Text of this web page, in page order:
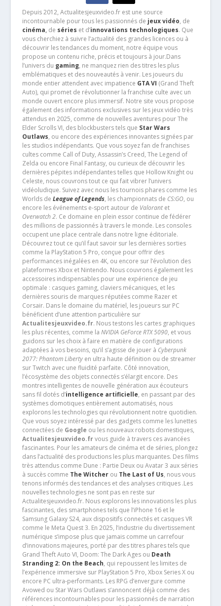
Depuis 2012, Actualitesjeuxvideo.fr est une source
incontournable pour tous les passionnés de jeux vidéo, de
cinéma,de séries et d’innovations technologiques. Que
vous cherchiez à suivre l’actualité des grandes licences ou à
découvrir les tendances du moment, notre équipe vous
propose un contenu riche, précis et toujours à jour.Dans
l’univers du gaming, ne manquez rien des titres les plus
emblématiques et des nouveautés à venir. Les joueurs du
monde entier attendent avec impatience GTA VI (Grand Theft
Auto), qui promet de révolutionner la franchise culte avec un
monde ouvert encore plus immersif. Notre site vous propose
également des informations exclusives sur les jeux vidéo très
attendus en 2025, comme de nouvelles aventures pour The
Elder Scrolls VI, des blockbusters tels que Star Wars
Outlaws, ou encore des expériences innovantes signées par
les studios indépendants. Que vous soyez fan de franchises
cultes comme Call of Duty, Assassin’s Creed, The Legend of
Zelda ou encore Final Fantasy, ou curieux de découvrir les
dernières pépites indépendantes telles que Hollow Knight ou
Celeste, nous couvrons tout ce qui fait vibrer l’univers
vidéoludique. Suivez avec nous les tournois phares comme les
Worlds de League of Legends, les championnats de CS:GO, ou
encore les événements e-sport autour de Valorantet
Overwatch 2. Ce domaine en plein essor continue de fédérer
des millions de passionnés à travers le monde. Les consoles
occupent une place centrale dans notre ligne éditoriale.
Découvrez tout ce qu’il faut savoir sur les dernières sorties
comme la PlayStation 5 Pro, conçue pour offrir des
performances inégalées en 4K, ou encore sur l’évolution des
plateformes Xbox et Nintendo. Nous couvrons également les
accessoires indispensables pour une expérience de jeu
optimale : casques gaming, claviers mécaniques, et les
dernières souris de marques réputées comme Razer et
Corsair. Dans le domaine du matériel, les joueurs sur PC
bénéficient d’une attention particulière sur
Actualitesjeuxvideo.fr. Nous testons les cartes graphiques
les plus récentes, comme la NVIDIA GeForce RTX 5090, et vous
guidons sur les choix à faire en matière de configurations
adaptées à vos besoins, qu’il s’agisse de jouer à Cyberpunk
2077: Phantom Libertyen ultra haute définition ou de streamer
sur Twitch avec une fluidité parfaite. Côté innovation,
l’écosystème des objets connectés s’élargit encore. Des
montres intelligentes de nouvelle génération aux écouteurs
sans fil dotés d’intelligence artificielle, en passant par des
systèmes domotiques entièrement automatisés, nous
explorons les technologies qui révolutionnent notre quotidien.
Que vous soyez intéressé par des gadgets comme les lunettes
connectées de Google ou les nouveaux robots domestiques,
Actualitesjeuxvideo.frvous guide à travers ces avancées
fascinantes. Pour les amateurs de cinéma et de séries, plongez
dans l’actualité des productions les plus marquantes. Des films
très attendus comme Dune : Partie Deux ou Avatar 3 aux séries
à succès comme The Witcherou The Last of Us, nous vous
tenons informés des tendances et des analyses critiques .Les
nouvelles technologies ne sont pas en reste sur
Actualitesjeuxvideo.fr. Nous explorons les innovations les plus
fascinantes, des smartphones tels que l’iPhone 16 et le
Samsung Galaxy S24, aux dispositifs connectés et casques VR
comme le Meta Quest 3. En 2025, l’industrie du divertissement
numérique s’impose plus que jamais comme un carrefour
d’innovations majeures, porté par des titres phares tels que
Grand Theft Auto VI, Doom: The Dark Ages ou Death
Stranding 2: On the Beach, qui repoussent les limites de
l’expérience immersive sur PlayStation 5 Pro, Xbox Series X ou
encore PC ultra-performants. Les RPG d’envergure comme
Avowed ou Star Wars Outlaws s’annoncent déjà comme des
références incontournables pour les passionnés de narration